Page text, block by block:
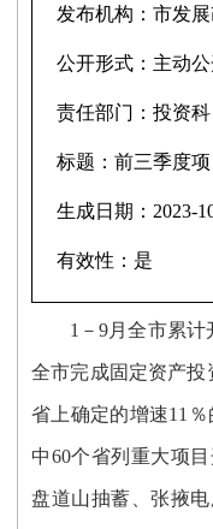
发布机构：市发
公开形式： 主动
责任部门：投资科
标题：前三季度
生成日期： 2023-
有效性： 是
1－9月全市累计
全市完成固定资产投
省上确定的增速11
中60个省列重大项
盘道山抽蓄、张掖